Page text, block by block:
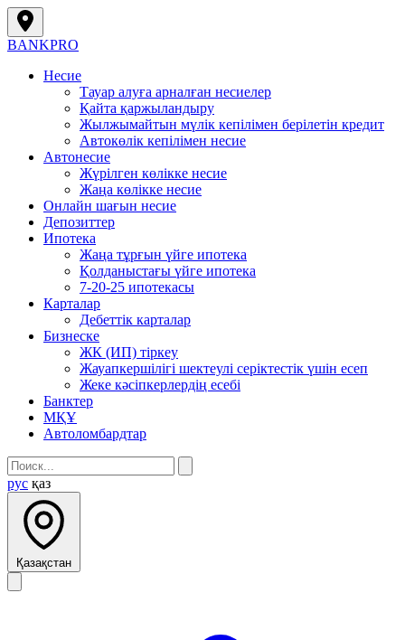
BANKPRO
Несие
Тауар алуға арналған несиелер
Қайта қаржыландыру
Жылжымайтын мүлік кепілімен берілетін кредит
Автокөлік кепілімен несие
Автонесие
Жүрілген көлікке несие
Жаңа көлікке несие
Онлайн шағын несие
Депозиттер
Ипотека
Жаңа тұрғын үйге ипотека
Қолданыстағы үйге ипотека
7-20-25 ипотекасы
Карталар
Дебеттік карталар
Бизнеске
ЖК (ИП) тіркеу
Жауапкершілігі шектеулі серіктестік үшін есеп
Жеке кәсіпкерлердің есебі
Банктер
МҚҰ
Автоломбардтар
рус қаз
Қазақстан